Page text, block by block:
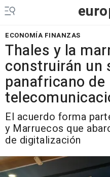
ECONOMÍA FINANZAS
Thales y la
construirán un
panafricano de
El acuerdo forma
y Marruecos que
de digitalización